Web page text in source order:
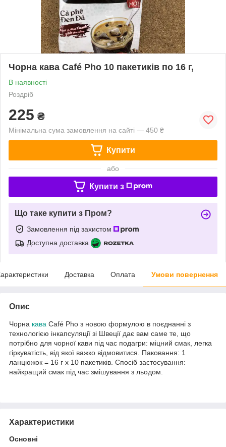
Чорна кава Café Pho 10 пакетиків по 16 г,
В наявності
Роздріб
225 ₴
Мінімальна сума замовлення на сайті — 450 ₴
Купити
або
Купити з
Що таке купити з Пром?
Замовлення під захистом
Доступна доставка
Доставка Оплата Умови повернення
Опис
Чорна кава Café Pho з новою формулою в поєднанні з
технологією інкапсуляції зі Швеції дає вам саме те, що
потрібно для чорної кави під час подагри: міцний смак, легка
гіркуватість, від якої важко відмовитися. Паковання: 1
ланцюжок = 16 г x 10 пакетиків. Спосіб застосування:
найкращий смак під час змішування з льодом.
Характеристики
Основні